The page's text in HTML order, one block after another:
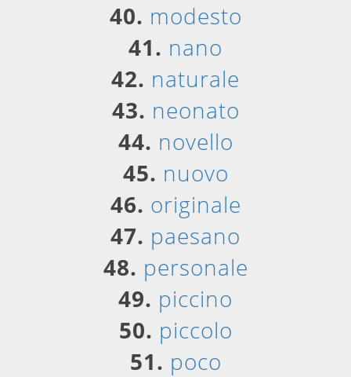
40. modesto
41. nano
42. naturale
43. neonato
44. novello
45. nuovo
46. originale
47. paesano
48. personale
49. piccino
50. piccolo
51. poco